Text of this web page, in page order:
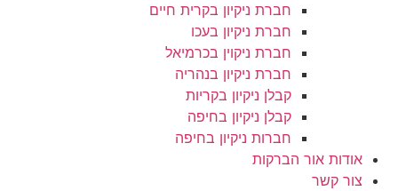
חברת ניקיון בקרית חיים
חברת ניקיון בעכו
חברת ניקוין בכרמיאל
חברת ניקיון בנהריה
קבלן ניקיון בקריות
קבלן ניקיון בחיפה
חברות ניקיון בחיפה
אודות אור הברקות
צור קשר